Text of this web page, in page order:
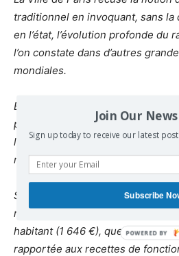
traditionnel en invoquant, sans la
en l’état, l’évolution profonde du
l’on constate dans d’autres
mondiales.
Elle souligne également la
prévisions budgétaires (cf.
l’importance de son patrimoine
mobilisé.
S’appuyant elle aussi sur les
rappelle, outre la modération de
habitant (1 646 €), que, même si
rapportée aux recettes de
Join Our
Sign up today to receive our latest
Subscribe